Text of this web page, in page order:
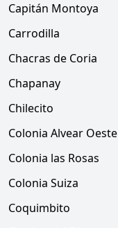
Capitán Montoya
Carrodilla
Chacras de Coria
Chapanay
Chilecito
Colonia Alvear Oeste
Colonia las Rosas
Colonia Suiza
Coquimbito